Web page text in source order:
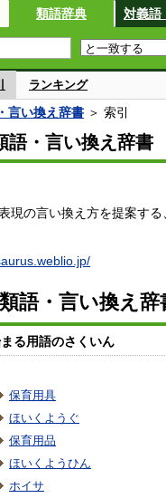
類語辞典 対義語
ランキング
言い換え辞書 ＞ 索引
語・言い換え辞書
現の言い換え方を提案す
語・言い換え
まる用語のさくいん
保育用具
ほいくようぐ
保育用品
ほいくようひん
ホイサ